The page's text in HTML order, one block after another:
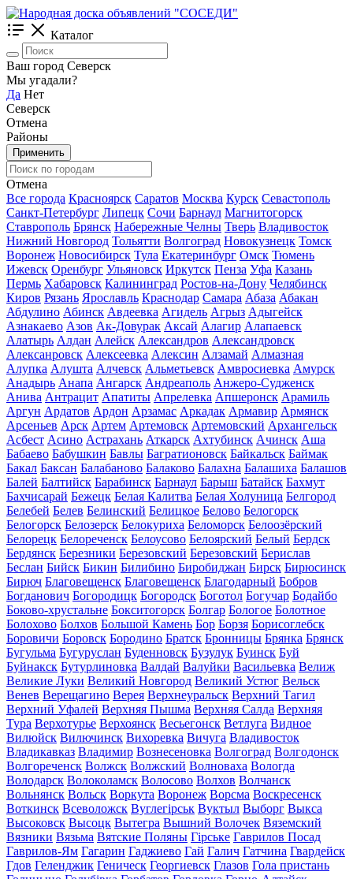
Каталог
Ваш город Северск
Мы угадали?
Да Нет
Северск
Отмена
Районы
Применить
Отмена
Все города Красноярск Саратов Москва Курск Севастополь
Санкт-Петербург Липецк Сочи Барнаул Магнитогорск
Ставрополь Брянск Набережные Челны Тверь Владивосток
Нижний Новгород Тольятти Волгоград Новокузнецк Томск
Воронеж Новосибирск Тула Екатеринбург Омск Тюмень
Ижевск Оренбург Ульяновск Иркутск Пенза Уфа Казань
Пермь Хабаровск Калининград Ростов-на-Дону Челябинск
Киров Рязань Ярославль Краснодар Самара Абаза Абакан
Абдулино Абинск Авдеевка Агидель Агрыз Адыгейск
Азнакаево Азов Ак-Довурак Аксай Алагир Алапаевск
Алатырь Алдан Алейск Александров Александровск
Алексанровск Алексеевка Алексин Алзамай Алмазная
Алупка Алушта Алчевск Альметьевск Амвросиевка Амурск
Анадырь Анапа Ангарск Андреаполь Анжеро-Судженск
Анива Антрацит Апатиты Апрелевка Апшеронск Арамиль
Аргун Ардатов Ардон Арзамас Аркадак Армавир Армянск
Арсеньев Арск Артем Артемовск Артемовский Архангельск
Асбест Асино Астрахань Аткарск Ахтубинск Ачинск Аша
Бабаево Бабушкин Бавлы Багратионовск Байкальск Баймак
Бакал Баксан Балабаново Балаково Балахна Балашиха Балашов
Балей Балтийск Барабинск Барнаул Барыш Батайск Бахмут
Бахчисарай Бежецк Белая Калитва Белая Холуница Белгород
Белебей Белев Белинский Белицкое Белово Белогорск
Белогорск Белозерск Белокуриха Беломорск Белоозёрский
Белорецк Белореченск Белоусово Белоярский Белый Бердск
Бердянск Березники Березовский Березовский Берислав
Беслан Бийск Бикин Билибино Биробиджан Бирск Бирюсинск
Бирюч Благовещенск Благовещенск Благодарный Бобров
Богданович Богородицк Богородск Боготол Богучар Бодайбо
Боково-хрустальне Бокситогорск Болгар Бологое Болотное
Болохово Болхов Большой Камень Бор Борзя Борисоглебск
Боровичи Боровск Бородино Братск Бронницы Брянка Брянск
Бугульма Бугуруслан Буденновск Бузулук Буинск Буй
Буйнакск Бутурлиновка Валдай Валуйки Васильевка Велиж
Великие Луки Великий Новгород Великий Устюг Вельск
Венев Верещагино Верея Верхнеуральск Верхний Тагил
Верхний Уфалей Верхняя Пышма Верхняя Салда Верхняя
Тура Верхотурье Верхоянск Весьегонск Ветлуга Видное
Вилюйск Вилючинск Вихоревка Вичуга Владивосток
Владикавказ Владимир Вознесеновка Волгоград Волгодонск
Волгореченск Волжск Волжский Волноваха Вологда
Володарск Волоколамск Волосово Волхов Волчанск
Вольнянск Вольск Воркута Воронеж Ворсма Воскресенск
Воткинск Всеволожск Вуглегірськ Вуктыл Выборг Выкса
Высоковск Высоцк Вытегра Вышний Волочек Вяземский
Вязники Вязьма Вятские Поляны Гірське Гаврилов Посад
Гаврилов-Ям Гагарин Гаджиево Гай Галич Гатчина Гвардейск
Гдов Геленджик Геническ Георгиевск Глазов Гола пристань